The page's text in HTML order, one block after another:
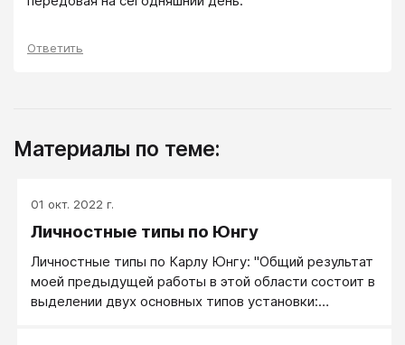
Ответить
Материалы по теме:
01 окт. 2022 г.
Личностные типы по Юнгу
Личностные типы по Карлу Юнгу: "Общий результат
моей предыдущей работы в этой области состоит в
выделении двух основных типов установки: